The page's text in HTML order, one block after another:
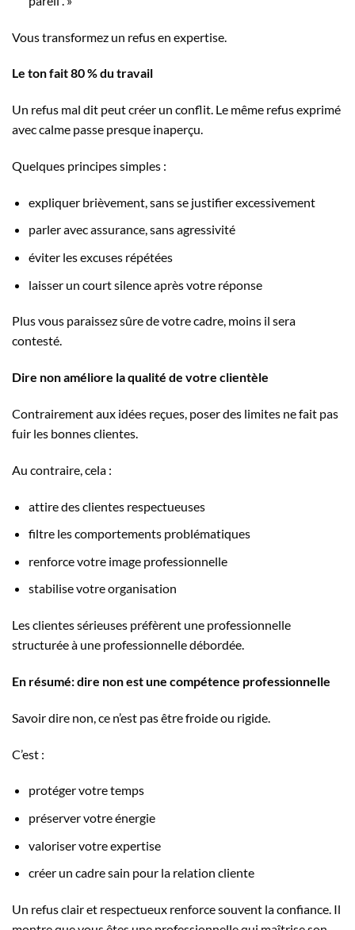
Vous transformez un refus en expertise.
Le ton fait 80 % du travail
Un refus mal dit peut créer un conflit. Le même refus exprimé
avec calme passe presque inaperçu.
Quelques principes simples :
expliquer brièvement, sans se justifier excessivement
parler avec assurance, sans agressivité
éviter les excuses répétées
laisser un court silence après votre réponse
Plus vous paraissez sûre de votre cadre, moins il sera
contesté.
Dire non améliore la qualité de votre clientèle
Contrairement aux idées reçues, poser des limites ne fait pas
fuir les bonnes clientes.
Au contraire, cela :
attire des clientes respectueuses
filtre les comportements problématiques
renforce votre image professionnelle
stabilise votre organisation
Les clientes sérieuses préfèrent une professionnelle
structurée à une professionnelle débordée.
En résumé: dire non est une compétence professionnelle
Savoir dire non, ce n’est pas être froide ou rigide.
C’est :
protéger votre temps
préserver votre énergie
valoriser votre expertise
créer un cadre sain pour la relation cliente
Un refus clair et respectueux renforce souvent la confiance. Il